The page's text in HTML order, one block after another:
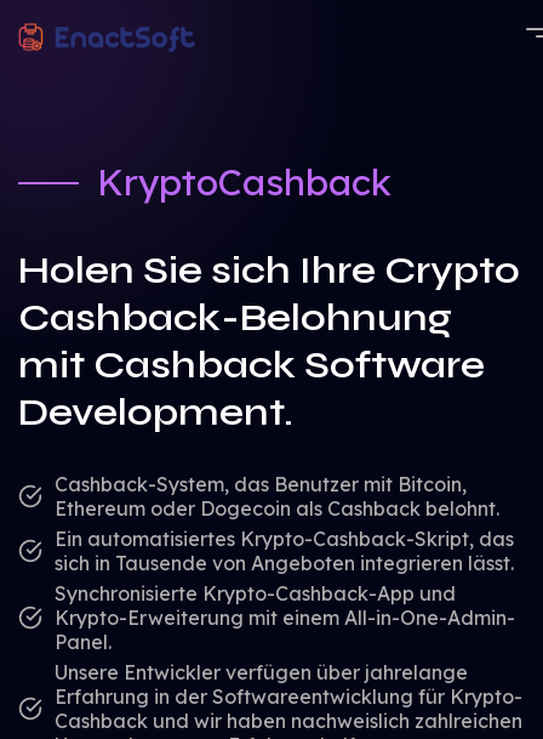
KryptoCashback
Holen Sie sich Ihre Crypto
Cashback-Belohnung
mit Cashback Software
Development.
Cashback-System, das Benutzer mit Bitcoin,
Ethereum oder Dogecoin als Cashback belohnt.
Ein automatisiertes Krypto-Cashback-Skript, das
sich in Tausende von Angeboten integrieren lässt.
Synchronisierte Krypto-Cashback-App und
Krypto-Erweiterung mit einem All-in-One-Admin-
Panel.
Unsere Entwickler verfügen über jahrelange
Erfahrung in der Softwareentwicklung für Krypto-
Cashback und wir haben nachweislich zahlreichen